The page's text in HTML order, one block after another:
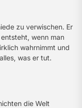
zu verwischen. Er
wenn man
wahrnimmt und
was er tut.
die Welt